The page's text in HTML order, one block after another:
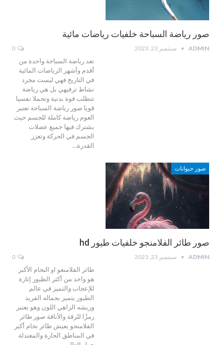
صور رياضة السباحة خلفيات رياضات مائية
ADMIN سبتمبر 23, 2023
تعد رياضة السباحة واحدة من
أقدم وأشهر الرياضات المائية
في التاريخ فهي ليست مجرد
نشاط ترفيهي بل هي رياضة
تتطلب قوة بدنية وتحملا نفسيا
قويا صور رياضة السباحة تعتبر
العوم رياضة كاملة للجسم حيث
يشترك فيها جميع عضلات
الجسم في الحركة وتعزز
القدرة…
صور حيوانات
صور طائر الفلامنجو خلفيات طيور hd
ADMIN سبتمبر 23, 2023
طائر الفلامنغو او النحام الأكبر
هو واحد من أكثر الطيور إثارة
للإعجاب والتميز في عالم
الطيور يتميز بجماله الفريد
وريشه الزاهي اللون وهو يعتبر
رمزًا للرقة والأناقة صور طائر
الفلامنحو يعيش طائر نحام أكبر
في المناطق الحارة والمعتدلة